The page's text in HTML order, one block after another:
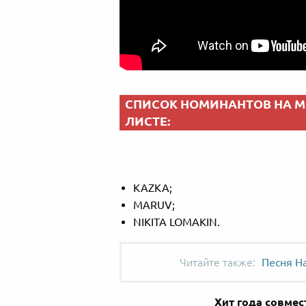
СПИСОК НОМИНАНТОВ НА M1
ЛИСТЕ:
KAZKA;
MARUV;
NIKITA LOMAKIN.
Песня
Хит года